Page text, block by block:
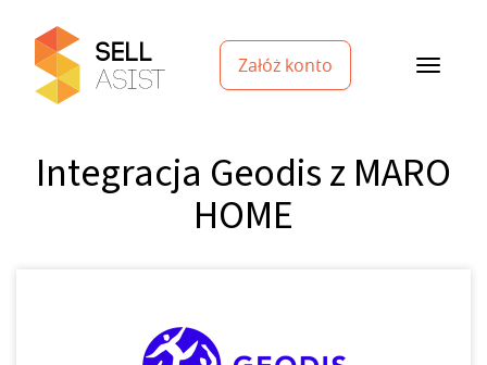
Załóż konto
Integracja Geodis z MARO
HOME